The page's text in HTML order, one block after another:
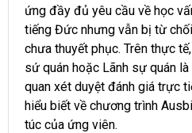
ứng đầy đủ yêu cầu về học
tiếng Đức nhưng vẫn bị từ
chưa thuyết phục. Trên thực
sứ quán hoặc Lãnh sự quán
quan xét duyệt đánh giá trực
hiểu biết về chương trình
túc của ứng viên.